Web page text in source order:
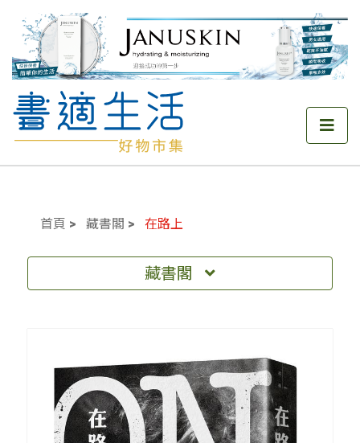
首頁 藏書閣 在路上
藏書閣